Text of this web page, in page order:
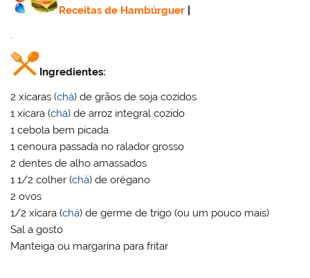
Receitas de Hambúrguer
.
Ingredientes:
2 xícaras (chá) de grãos de soja cozidos
1 xícara (chá) de arroz integral cozido
1 cebola bem picada
1 cenoura passada no ralador grosso
2 dentes de alho amassados
1 1/2 colher (chá) de orégano
2 ovos
1/2 xícara (chá) de germe de trigo (ou um pouco mais)
Sal a gosto
Manteiga ou margarina para fritar